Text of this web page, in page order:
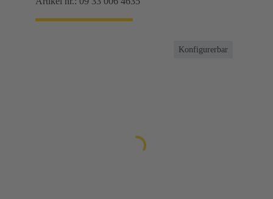
Konfigurerbar